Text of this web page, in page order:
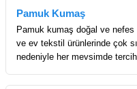
Pamuk Kumaş
Pamuk kumaş doğal ve
ve ev tekstil ürünlerinde çok
nedeniyle her mevsimde